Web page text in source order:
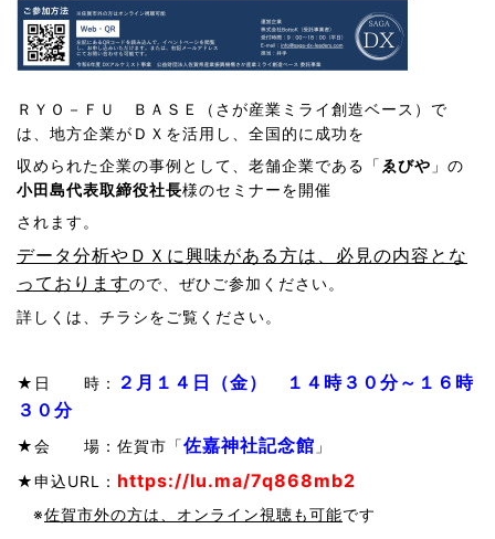
ＲＹＯ－ＦＵ ＢＡＳＥ（さが産業ミライ創造ベース）で
は、地方企業がＤＸを活用し、全国的に成功を
収められた企業の事例として、老舗企業である「 ゑびや 」の
小田島代表取締役社長様のセミナーを開催
されます。
データ分析やＤＸに興味がある方は、必見の内容とな
っておりますので、ぜひご参加ください。
詳しくは、チラシをご覧ください。
★日 時：
２月１４日（金） １４時３０分～１６時
３０分
★会 場：佐賀市「佐嘉神社記念館 」
★申込URL： https://lu.ma/7q868mb2
※佐賀市外の方は、オンライン視聴も可能です